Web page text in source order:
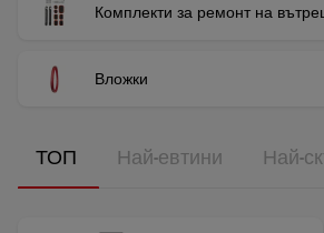
Комплекти за ремонт на
Вложки
ТОП Най-евтини Най-